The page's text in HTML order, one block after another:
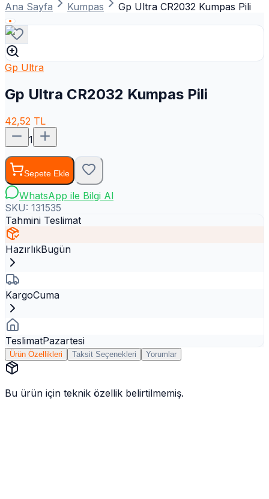
Ana Sayfa Kumpas Gp Ultra CR2032 Kumpas Pili
Gp Ultra
Gp Ultra CR2032 Kumpas Pili
42,52 TL
1
Sepete Ekle
WhatsApp ile Bilgi Al
SKU: 131535
Tahmini Teslimat
HazırlıkBugün
KargoCuma
TeslimatPazartesi
Ürün Özellikleri Taksit Seçenekleri Yorumlar
Bu ürün için teknik özellik belirtilmemiş.